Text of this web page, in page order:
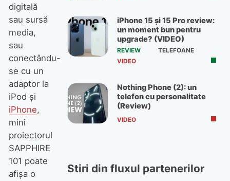
digitală
sau sursă
media,
sau
conectându-
se cu un
adaptor la
iPod şi
iPhone,
mini
proiectorul
SAPPHIRE
101 poate
afişa o
iPhone 15 și 15 Pro review:
un moment bun pentru
upgrade? (VIDEO)
REVIEW
TELEFOANE
VIDEO
Nothing Phone (2): un
telefon cu personalitate
(Review)
VIDEO
Stiri din fluxul partenerilor